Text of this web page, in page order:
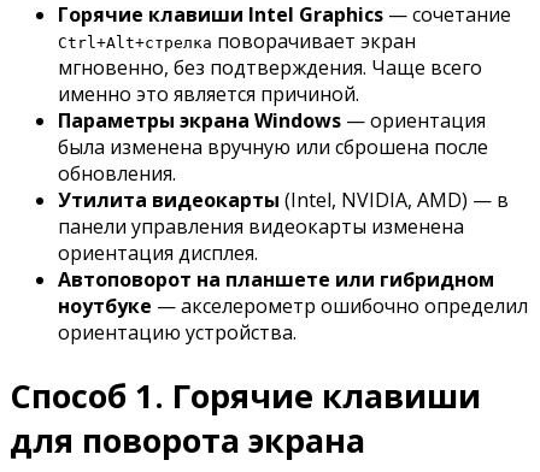
Горячие клавиши Intel Graphics — сочетание
Ctrl+Alt+стрелка поворачивает экран
мгновенно, без подтверждения. Чаще всего
именно это является причиной.
Параметры экрана Windows — ориентация
была изменена вручную или сброшена после
обновления.
Утилита видеокарты (Intel, NVIDIA, AMD) — в
панели управления видеокарты изменена
ориентация дисплея.
Автоповорот на планшете или гибридном
ноутбуке — акселерометр ошибочно определил
ориентацию устройства.
Способ 1. Горячие клавиши
для поворота экрана